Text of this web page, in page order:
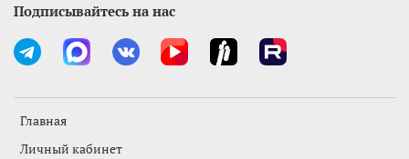
Главная
Личный кабинет
Подписывайтесь на нас